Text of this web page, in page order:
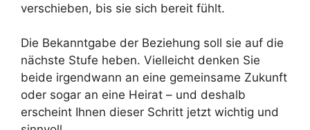
verschieben, bis sie sich bereit fühlt.
Die Bekanntgabe der Beziehung soll sie auf die
nächste Stufe heben. Vielleicht denken Sie
beide irgendwann an eine gemeinsame Zukunft
oder sogar an eine Heirat – und deshalb
erscheint Ihnen dieser Schritt jetzt wichtig und